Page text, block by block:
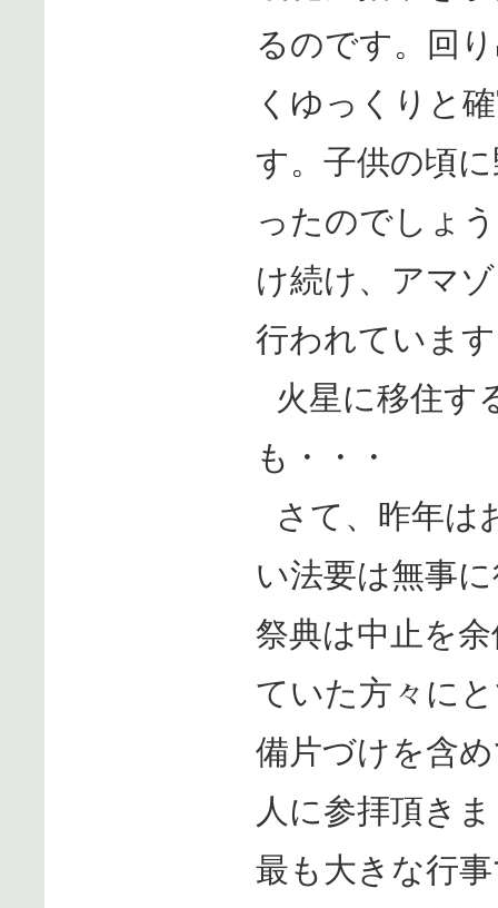
るのです。回
くゆっくりと
す。子供の頃
ったのでしょ
け続け、アマ
行われていま
火星に移住す
も・・・
さて、昨年は
い法要は無事
祭典は中止を
ていた方々に
備片づけを含
人に参拝頂き
最も大きな行